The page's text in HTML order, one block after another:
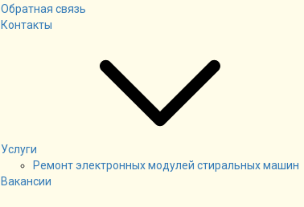
Обратная связь
Контакты
Услуги
Ремонт электронных модулей стиральных машин
Вакансии